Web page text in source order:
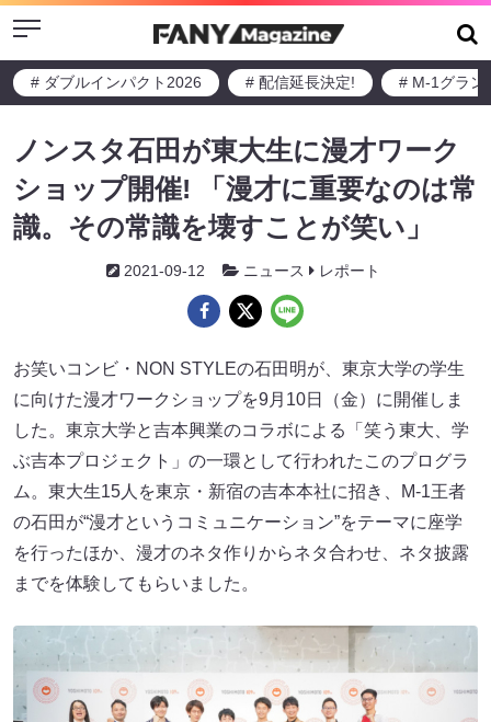
Menu
# ダブルインパクト2026 # 配信延長決定! # M-1グラン
ノンスタ石田が東大生に漫才ワーク
ショップ開催! 「漫才に重要なのは常
識。その常識を壊すことが笑い」
2021-09-12 ニュース レポート
お笑いコンビ・NON STYLEの石田明が、東京大学の学生
に向けた漫才ワークショップを9月10日（金）に開催しま
した。東京大学と吉本興業のコラボによる「笑う東大、学
ぶ吉本プロジェクト」の一環として行われたこのプログラ
ム。東大生15人を東京・新宿の吉本本社に招き、M-1王者
の石田が“漫才というコミュニケーション”をテーマに座学
を行ったほか、漫才のネタ作りからネタ合わせ、ネタ披露
までを体験してもらいました。